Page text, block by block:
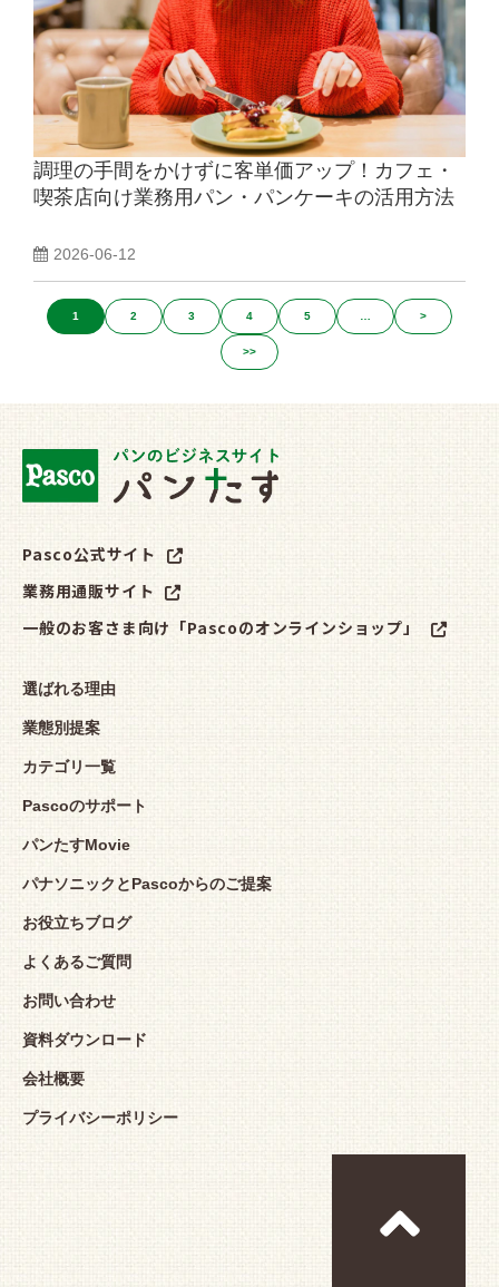
調理の手間をかけずに客単価アップ！カフェ・
喫茶店向け業務用パン・パンケーキの活用方法
2026-06-12
1 2 3 4 5 >
>>
Pasco公式サイト
業務用通販サイト
一般のお客さま向け「Pascoのオンラインショップ」
選ばれる理由
業態別提案
カテゴリ一覧
Pascoのサポート
パンたすMovie
パナソニックとPascoからのご提案
お役立ちブログ
よくあるご質問
お問い合わせ
資料ダウンロード
会社概要
プライバシーポリシー